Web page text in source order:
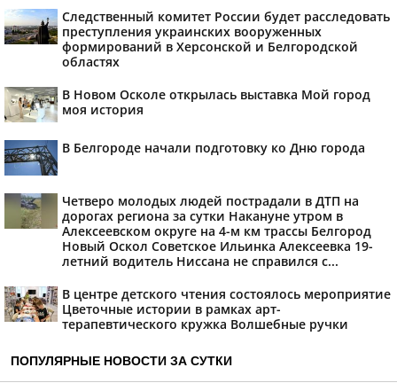
Следственный комитет России будет расследовать
преступления украинских вооруженных
формирований в Херсонской и Белгородской
областях
В Новом Осколе открылась выставка Мой город
моя история
В Белгороде начали подготовку ко Дню города
Четверо молодых людей пострадали в ДТП на
дорогах региона за сутки Накануне утром в
Алексеевском округе на 4-м км трассы Белгород
Новый Оскол Советское Ильинка Алексеевка 19-
летний водитель Ниссана не справился с...
В центре детского чтения состоялось мероприятие
Цветочные истории в рамках арт-
терапевтического кружка Волшебные ручки
ПОПУЛЯРНЫЕ НОВОСТИ ЗА СУТКИ